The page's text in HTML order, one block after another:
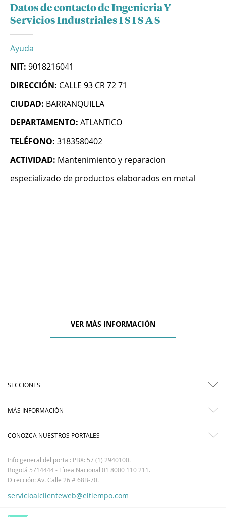
Datos de contacto de Ingenieria Y
Servicios Industriales I S I S A S
Ayuda
NIT: 9018216041
DIRECCIÓN: CALLE 93 CR 72 71
CIUDAD: BARRANQUILLA
DEPARTAMENTO: ATLANTICO
TELÉFONO: 3183580402
ACTIVIDAD: Mantenimiento y reparacion
especializado de productos elaborados en metal
VER MÁS INFORMACIÓN
SECCIONES
MÁS INFORMACIÓN
CONOZCA NUESTROS PORTALES
Info general del portal: PBX: 57 (1) 2940100.
Bogotá 5714444 - Línea Nacional 01 8000 110 211.
Dirección: Av. Calle 26 # 68B-70.
servicioalclienteweb@eltiempo.com